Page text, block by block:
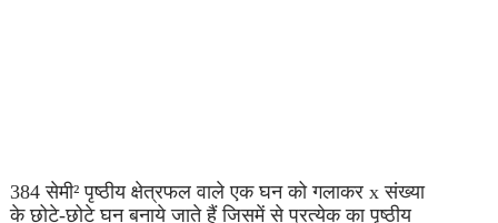
384 सेमी² पृष्ठीय क्षेत्रफल वाले एक घन को गलाकर x संख्या
के छोटे-छोटे घन बनाये जाते हैं जिसमें से प्रत्येक का पृष्ठीय